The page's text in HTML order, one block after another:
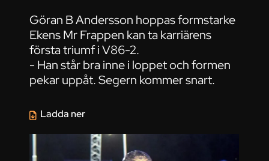
Göran B Andersson hoppas formstarke
Ekens Mr Frappen kan ta karriärens
första triumf i V86-2.
- Han står bra inne i loppet och formen
pekar uppåt. Segern kommer snart.
Ladda ner